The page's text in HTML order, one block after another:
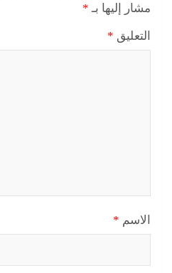
مشار إليها بـ *
التعليق *
الاسم *